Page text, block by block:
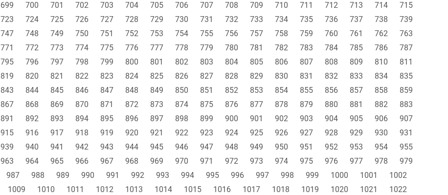
699 700 701 702 703 704 705 706 707 708 709 710 711 712 713 714
715
723 724 725 726 727 728 729 730 731 732 733 734 735 736 737 738
739
747 748 749 750 751 752 753 754 755 756 757 758 759 760 761 762
763
771 772 773 774 775 776 777 778 779 780 781 782 783 784 785 786
787
795 796 797 798 799 800 801 802 803 804 805 806 807 808 809 810
811
819 820 821 822 823 824 825 826 827 828 829 830 831 832 833 834
835
843 844 845 846 847 848 849 850 851 852 853 854 855 856 857 858
859
867 868 869 870 871 872 873 874 875 876 877 878 879 880 881 882
883
891 892 893 894 895 896 897 898 899 900 901 902 903 904 905 906
907
915 916 917 918 919 920 921 922 923 924 925 926 927 928 929 930
931
939 940 941 942 943 944 945 946 947 948 949 950 951 952 953 954
955
963 964 965 966 967 968 969 970 971 972 973 974 975 976 977 978
979
987 988 989 990 991 992 993 994 995 996 997 998 999 1000 1001
1002
1009 1010 1011 1012 1013 1014 1015 1016 1017 1018 1019 1020 1021
1022